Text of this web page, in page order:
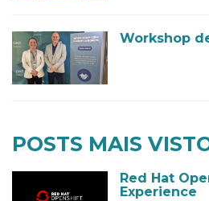
Workshop
POSTS MAIS
Red Hat
Experience